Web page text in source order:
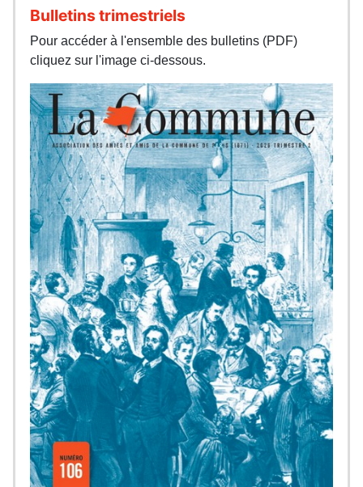
Bulletins trimestriels
Pour accéder à l'ensemble des bulletins (PDF)
cliquez sur l'image ci-dessous.